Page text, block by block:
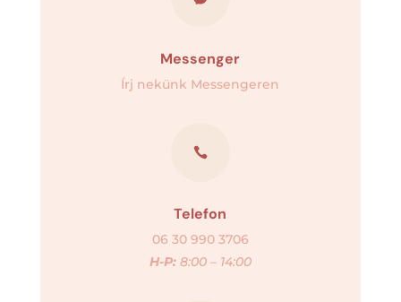
Messenger
Írj nekünk Messengeren

Telefon
06 30 990 3706
H-P:8:00 – 14:00